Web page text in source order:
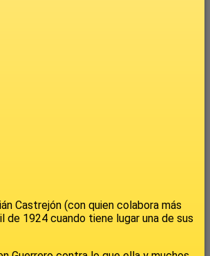
Castrejón (con quien colabora más
1924 cuando tiene lugar una de sus